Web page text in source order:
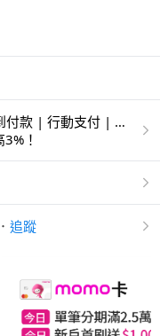
款 | 行動支付 | 超
！
． 追蹤